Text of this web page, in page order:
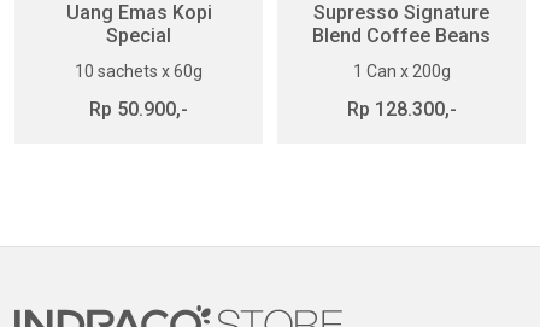
Uang Emas Kopi
Special
10 sachets x 60g
Rp 50.900,-
Supresso Signature
Blend Coffee Beans
1 Can x 200g
Rp 128.300,-